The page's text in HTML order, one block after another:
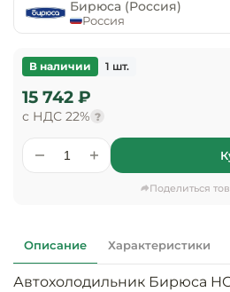
Бирюса (Россия)
Россия
15 742 ₽
с НДС 22% ?
В наличии 1 шт.
Поделиться
Описание Характеристики
Автохолодильник Бирюса